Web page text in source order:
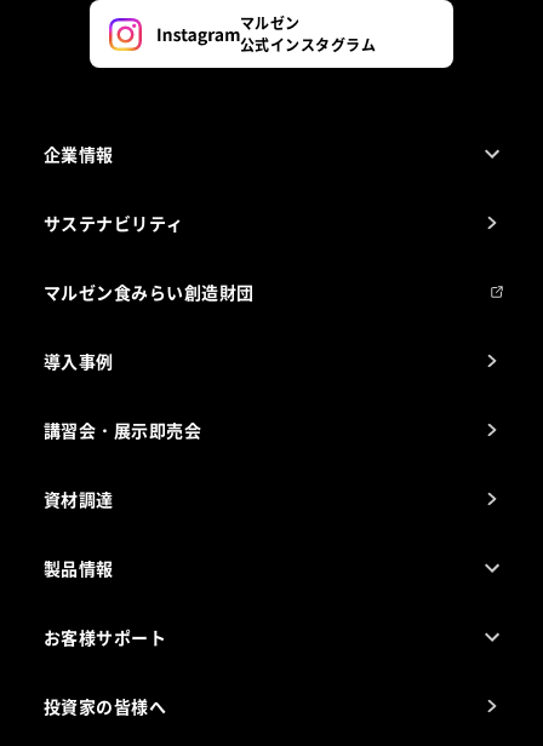
マルゼン
公式インスタグラム
企業情報
会社組織
製品の開発
事業所一覧
サステナビリティ
マルゼン食みらい創造財団
導入事例
講習会・展示即売会
資材調達
製品情報
電気・ガス別厨房機器
お客様サポート
投資家の皆様へ